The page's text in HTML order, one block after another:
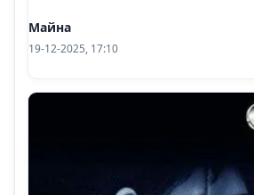
Майна
19-12-2025, 17:10